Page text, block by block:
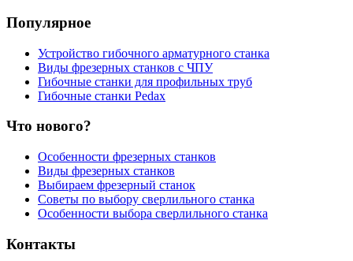
Популярное
Устройство гибочного арматурного станка
Виды фрезерных станков с ЧПУ
Гибочные станки для профильных труб
Гибочные станки Pedax
Что нового?
Особенности фрезерных станков
Виды фрезерных станков
Выбираем фрезерный станок
Советы по выбору сверлильного станка
Особенности выбора сверлильного станка
Контакты